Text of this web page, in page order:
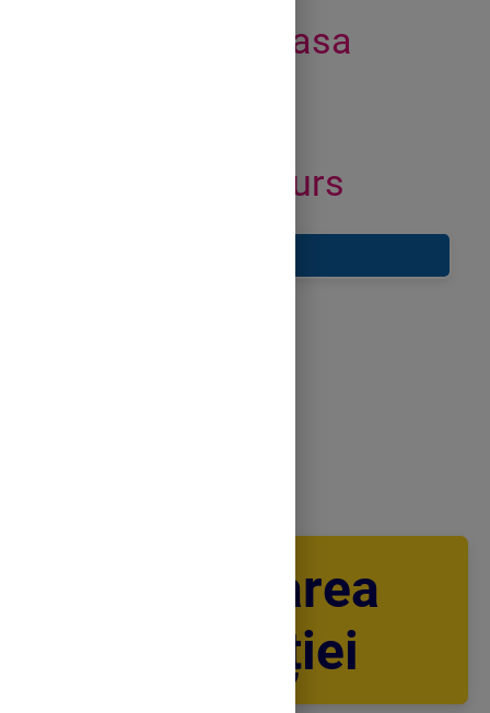
Tema de casa
Evaluare curs
Captarea
atenției